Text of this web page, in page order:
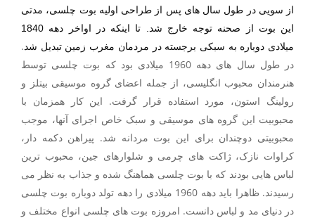
از سویی در طول سال های پس از طراحی اولیه بوت چلسی، مدتی
این بوت از صحنه توجه خارج شد. تا اینکه در اواخر دهه 1840
میلادی دوباره به سبکی برجسته در مردمان مغرب زمین تبدیل شد.
در طول سال های دهه 1960 میلادی بود که بوت چلسی توسط
هنرمندان محبوب انگلیسی، از جمله اعضای گروه موسیقی بیتلز و
رولینگ استون، مورد استفاده قرار گرفت. این کار همزمان با
محبوبیت این گروه های موسیقی و سبک خاص اجرای آنها، موجب
محبوبیتی دوچندان برای این بوت مردانه شد. پیراهن دکمه دار،
کراوات نازک، ژاکت های چرمی و شلوارهای جین، محبوب ترین
لباس هایی بودند که با بوت چلسی هماهنگ شده و جذاب به نظر می
رسیدند. ظاهرا باید دهه 1960 میلادی را دهه تولد دوباره بوت چلسی
در دنیای مد و لباس دانست. امروزه بوت های چلسی انواع مختلف و